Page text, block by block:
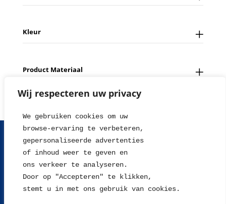
Wij respecteren uw privacy
We gebruiken cookies om uw
browse-ervaring te verbeteren,
gepersonaliseerde advertenties
of inhoud weer te geven en
ons verkeer te analyseren.
Door op "Accepteren" te klikken,
stemt u in met ons gebruik van cookies.
Kleur
Product Materiaal
Contact
Tips en Nieuws
Herroepingsrecht
Retour sturen
Algemene voorwaarden
Disclaimer
2004 - 2026 © WillieJan®